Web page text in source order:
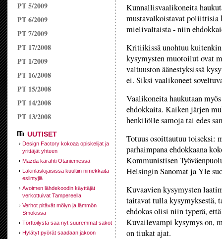
PT 5/2009
PT 6/2009
PT 7/2009
PT 17/2008
PT 1/2009
PT 16/2008
PT 15/2008
PT 14/2008
PT 13/2008
UUTISET
Design Factory kokoaa opiskelijat ja
yrittäjät yhteen
Mazda kärähti Otaniemessä
Lakinlaskijaisissa kuultiin nimekkäitä
esiintyjiä
Avoimen lähdekoodin käyttäjät
verkottuivat Tampereella
Verhot pitävät mölyn ja lämmön
Smökissä
Törttöilystä saa nyt suuremmat sakot
Hylätyt pyörät saadaan jakoon
Kunnallisvaalikoneita
mustavalkoistavat poliittisia
mielivaltaista - niin
Kritiikissä unohtuu
kysymysten muotoilut ovat
valtuuston äänestyksissä
ei. Siksi vaalikoneet
Vaalikoneita haukutaan
ehdokkaita. Kaiken järjen
henkilölle samoja tai edes
Totuus osoittautuu toiseksi:
parhaimpana ehdokkaana
Kommunistisen
Helsingin Sanomat ja Yle
Kuvaavien kysymysten
taitavat tulla kysymyksestä,
ehdokas olisi niin typerä,
Kuvailevampi kysymys on,
on tiukat ajat.